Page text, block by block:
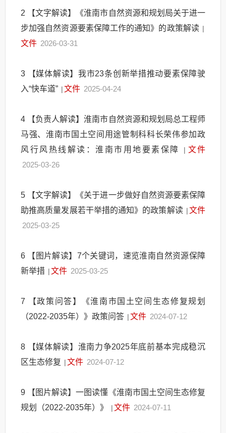
2
【文字解读】《淮南市自然资源和规划局关于进一
步加强自然资源要素保障工作的通知》的政策解读 |
文件 2026-03-31
3
【媒体解读】我市23条创新举措推动要素保障驶
入“快车道” |文件 2025-04-24
4
【负责人解读】淮南市自然资源和规划局总工程师
马强、淮南市国土空间用途管制科科长荣伟参加政
风行风热线解读：淮南市用地要素保障
| 文件
2025-03-26
5
【文字解读】《关于进一步做好自然资源要素保障
助推高质量发展若干举措的通知》的政策解读 |文件
2025-03-25
6
【图片解读】7个关键词，速览淮南自然资源保障
新举措 |文件 2025-03-25
7
【政策问答】《淮南市国土空间生态修复规划
（2022-2035年）》政策问答 |文件 2024-07-12
8
【媒体解读】淮南力争2025年底前基本完成稳沉
区生态修复 |文件 2024-07-12
9
【图片解读】一图读懂《淮南市国土空间生态修复
规划（2022-2035年）》
|文件 2024-07-11